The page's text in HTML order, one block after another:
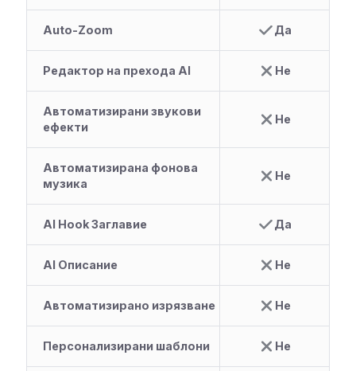
Auto-Zoom Да
Редактор на прехода AI Не
Автоматизирани звукови
ефекти
Не
Автоматизирана фонова
музика
Не
AI Hook Заглавие Да
AI Описание Не
Автоматизирано изрязване Не
Персонализирани шаблони Не